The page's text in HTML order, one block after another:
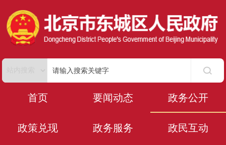
首页 要闻动态 政务公开
政策兑现 政务服务 政民互动